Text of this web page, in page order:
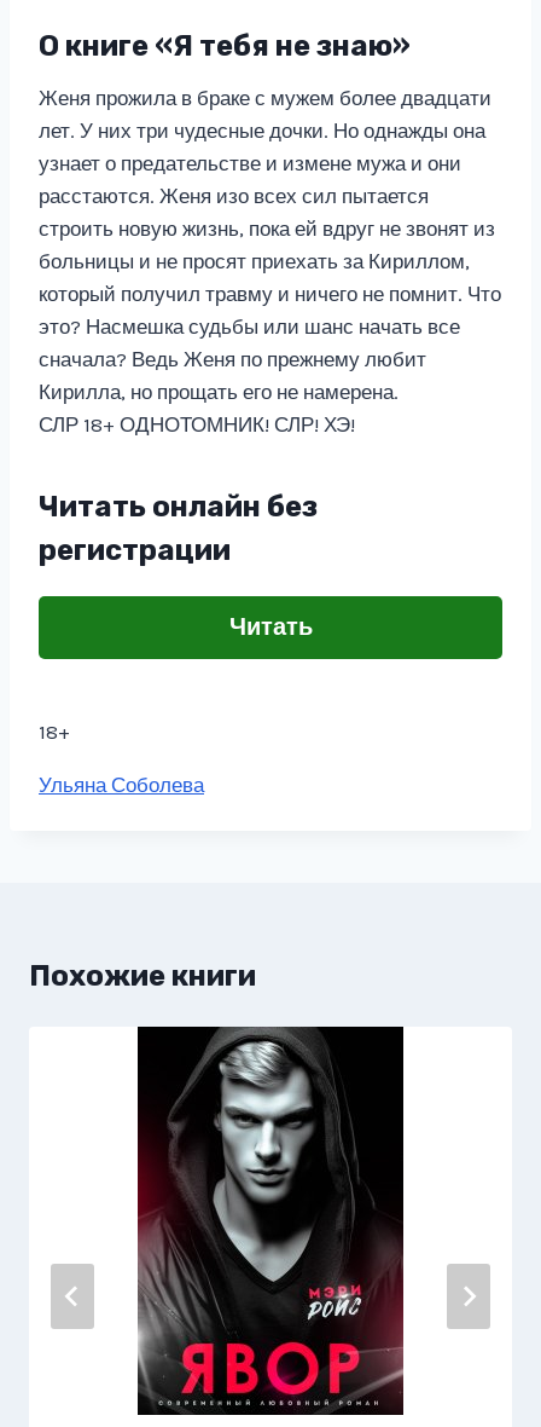
О книге «Я тебя не знаю»
Женя прожила в браке с мужем более двадцати
лет. У них три чудесные дочки. Но однажды она
узнает о предательстве и измене мужа и они
расстаются. Женя изо всех сил пытается
строить новую жизнь, пока ей вдруг не звонят из
больницы и не просят приехать за Кириллом,
который получил травму и ничего не помнит. Что
это? Насмешка судьбы или шанс начать все
сначала? Ведь Женя по прежнему любит
Кирилла, но прощать его не намерена.
СЛР 18+ ОДНОТОМНИК! СЛР! ХЭ!
Читать онлайн без
регистрации
Читать
18+
Метки
Ульяна Соболева
Похожие книги